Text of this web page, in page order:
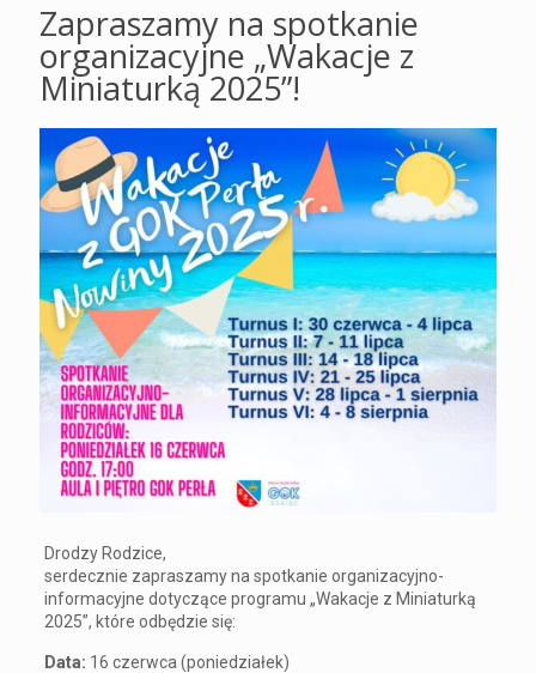
Zapraszamy na spotkanie
organizacyjne „Wakacje z
Miniaturką 2025”!
Drodzy Rodzice,
serdecznie zapraszamy na spotkanie organizacyjno-
informacyjne dotyczące programu „Wakacje z Miniaturką
2025”, które odbędzie się:
Data: 16 czerwca (poniedziałek)